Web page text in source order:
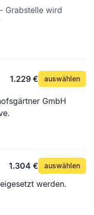
Grabstelle wird
1.229 € auswählen
GmbH
1.304 € auswählen
werden.